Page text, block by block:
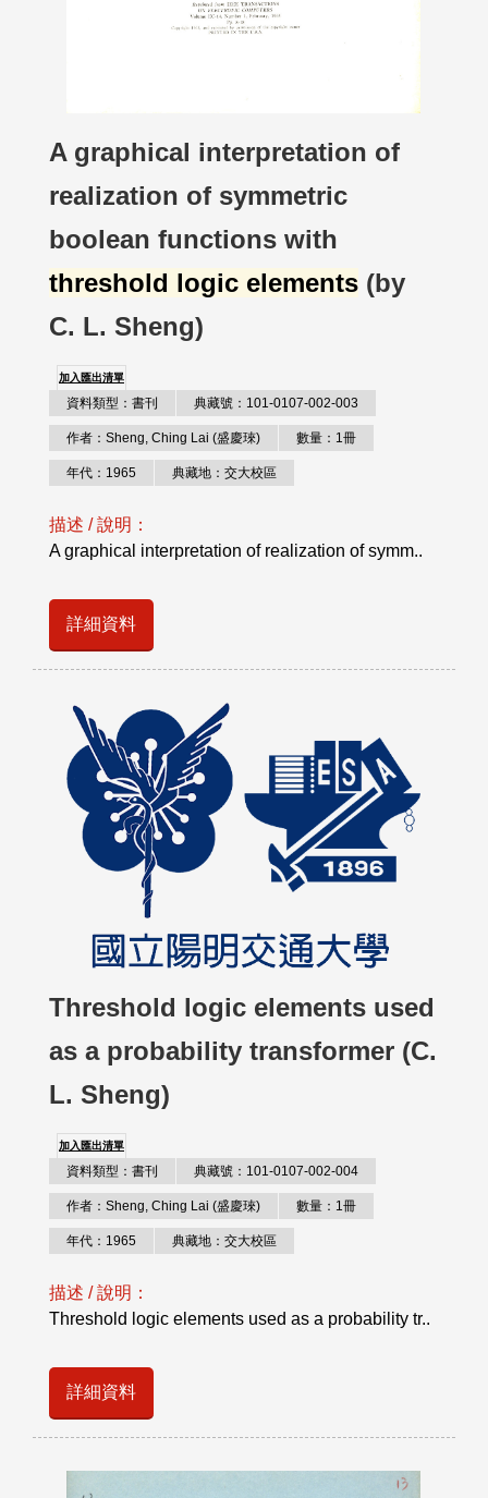
A graphical interpretation of
realization of symmetric
boolean functions with
threshold logic elements (by
C. L. Sheng)
加入匯出清單
資料類型：書刊 典藏號：101-0107-002-003
作者：Sheng, Ching Lai (盛慶琜) 數量：1冊
年代：1965 典藏地：交大校區
描述 / 說明：
A graphical interpretation of realization of symm..
詳細資料
Threshold logic elements used
as a probability transformer (C.
L. Sheng)
加入匯出清單
資料類型：書刊 典藏號：101-0107-002-004
作者：Sheng, Ching Lai (盛慶琜) 數量：1冊
年代：1965 典藏地：交大校區
描述 / 說明：
Threshold logic elements used as a probability tr..
詳細資料